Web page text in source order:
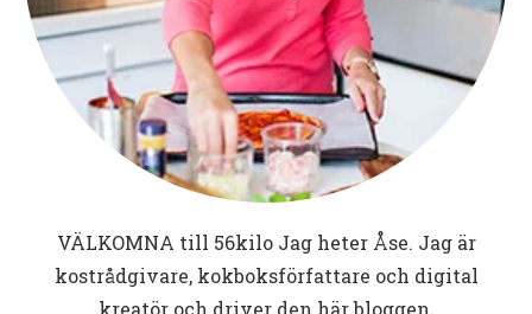
VÄLKOMNA till 56kiloJag heter Åse. Jag är
kostrådgivare, kokboksförfattare och digital
kreatör och driver den här bloggen.